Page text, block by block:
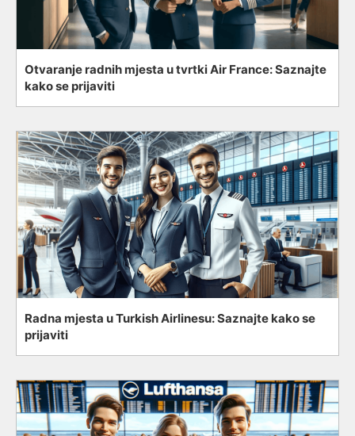
Otvaranje radnih mjesta u tvrtki Air France: Saznajte
kako se prijaviti
Radna mjesta u Turkish Airlinesu: Saznajte kako se
prijaviti